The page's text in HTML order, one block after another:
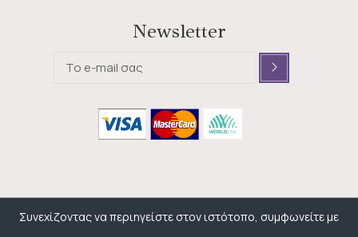
Newsletter
© 2026 , All rights reserved
Συνεχίζοντας να περιηγείστε στον ιστότοπο, συμφωνείτε με